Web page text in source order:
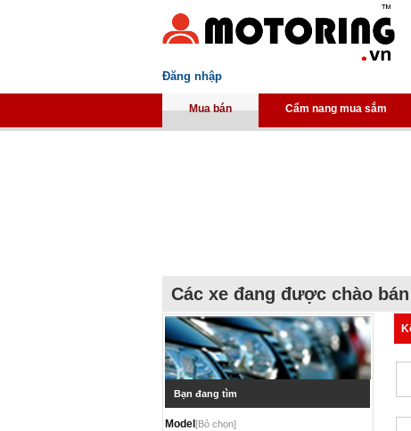
Đăng nhập
Mua bán Cẩm nang mua sắm
Các xe đang được chào bán
Bạn đang tìm
Model[Bỏ chọn]